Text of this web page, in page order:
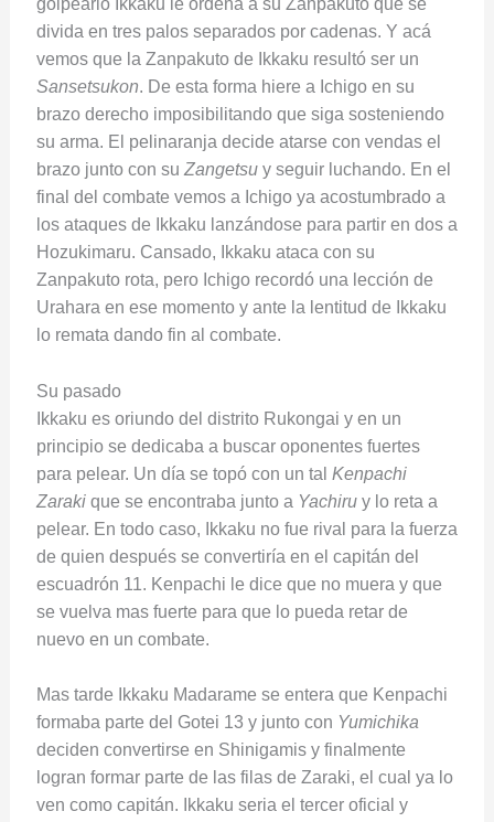
golpearlo Ikkaku le ordena a su Zanpakuto que se
divida en tres palos separados por cadenas. Y acá
vemos que la Zanpakuto de Ikkaku resultó ser un
Sansetsukon. De esta forma hiere a Ichigo en su
brazo derecho imposibilitando que siga sosteniendo
su arma. El pelinaranja decide atarse con vendas el
brazo junto con su Zangetsuy seguir luchando. En el
final del combate vemos a Ichigo ya acostumbrado a
los ataques de Ikkaku lanzándose para partir en dos a
Hozukimaru. Cansado, Ikkaku ataca con su
Zanpakuto rota, pero Ichigo recordó una lección de
Urahara en ese momento y ante la lentitud de Ikkaku
lo remata dando fin al combate.
Su pasado
Ikkaku es oriundo del distrito Rukongai y en un
principio se dedicaba a buscar oponentes fuertes
para pelear. Un día se topó con un tal Kenpachi
Zarakique se encontraba junto a Yachiruy lo reta a
pelear. En todo caso, Ikkaku no fue rival para la fuerza
de quien después se convertiría en el capitán del
escuadrón 11. Kenpachi le dice que no muera y que
se vuelva mas fuerte para que lo pueda retar de
nuevo en un combate.
Mas tarde Ikkaku Madarame se entera que Kenpachi
formaba parte del Gotei 13 y junto con Yumichika
deciden convertirse en Shinigamis y finalmente
logran formar parte de las filas de Zaraki, el cual ya lo
ven como capitán. Ikkaku seria el tercer oficial y